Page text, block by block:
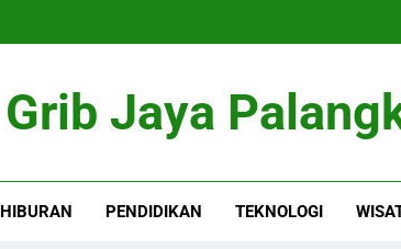
Grib Jaya
HIBURAN PENDIDIKAN TEKNOLOGI